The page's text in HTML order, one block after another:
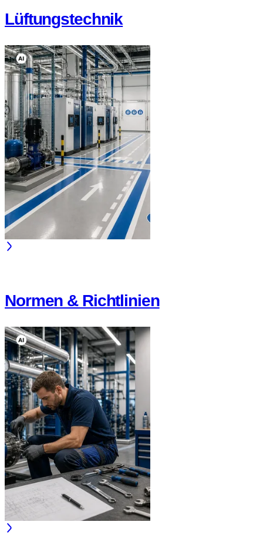
Lüftungstechnik
Normen & Richtlinien